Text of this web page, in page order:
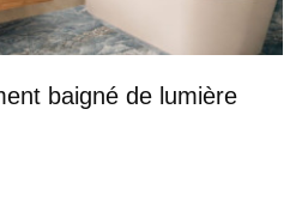
baigné de lumière